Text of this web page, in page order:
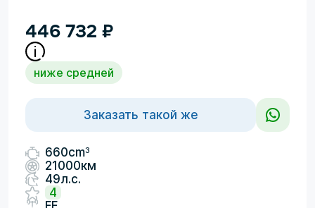
446 732 ₽
ниже средней
Заказать такой же
660cm3
21000км
49л.с.
4